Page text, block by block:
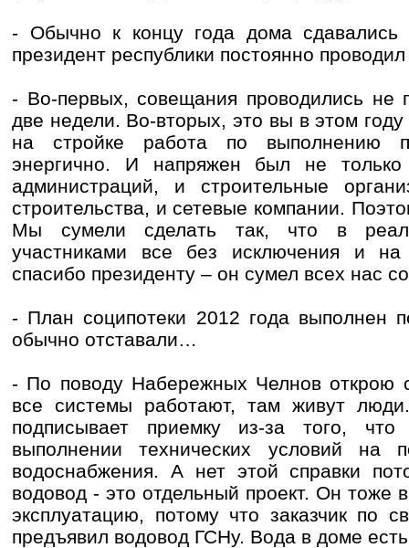
- Обычно к концу года дома сдавались
президент республики постоянно
- Во-первых, совещания проводились не
две недели. Во-вторых, это вы в этом
на стройке работа по выполнению
энергично. И напряжен был не
администраций, и строительные
строительства, и сетевые компании.
Мы сумели сделать так, что в
участниками все без исключения и
спасибо президенту – он сумел всех нас
- План соципотеки 2012 года выполнен
обычно отставали…
- По поводу Набережных Челнов открою
все системы работают, там живут
подписывает приемку из-за того,
выполнении технических условий на
водоснабжения. А нет этой справки
водовод - это отдельный проект. Он тоже
эксплуатацию, потому что заказчик по
предъявил водовод ГСНу. Вода в доме